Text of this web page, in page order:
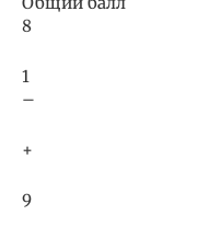
8
1
–
+
9